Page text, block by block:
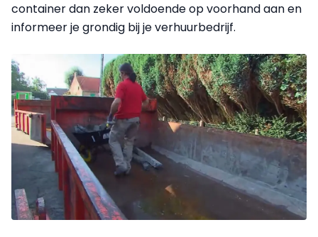
container dan zeker voldoende op voorhand aan en
informeer je grondig bij je verhuurbedrijf.